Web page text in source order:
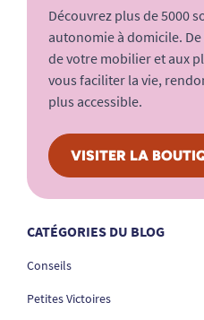
Découvrez plus de 5000
autonomie à domicile.
de votre mobilier et aux
vous faciliter la vie,
plus accessible.
VISITER LA
CATÉGORIES DU BLOG
Conseils
Petites Victoires